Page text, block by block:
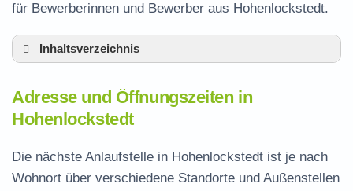
für Bewerberinnen und Bewerber aus Hohenlockstedt.
Inhaltsverzeichnis
Hohenlockstedt
Leistungen der Arbeitsvermittlung in
Hohenlockstedt
Termin vereinbaren und Bürgergeld beantragen
Adresse und Öffnungszeiten in
Hohenlockstedt
Die nächste Anlaufstelle in Hohenlockstedt ist je nach
Wohnort über verschiedene Standorte und Außenstellen